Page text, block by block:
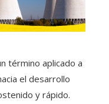
término aplicado a
el desarrollo
y rápido.